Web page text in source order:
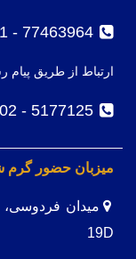
77463964 - 021
ارتباط از طریق پیام
5177125 - 0902
میزبان حضور گرم
19D